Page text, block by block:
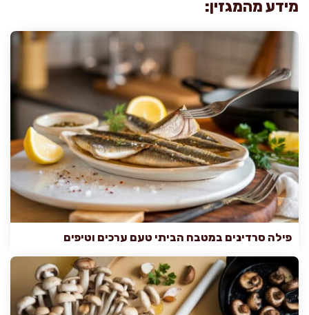
מידע מהמגזין:
פילה סרדינים במטבח הביתי טעם ערכים וטיפים